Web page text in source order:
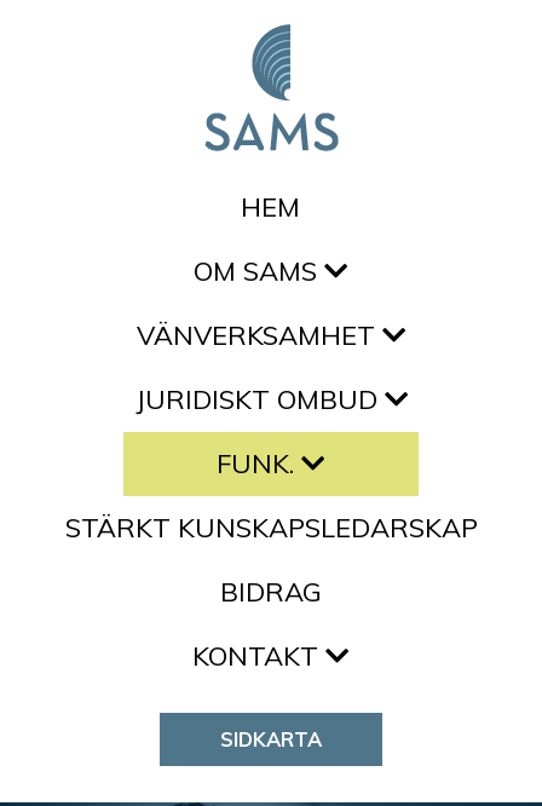
HEM
OM SAMS
VÄNVERKSAMHET
JURIDISKT OMBUD
FUNK.
STÄRKT KUNSKAPSLEDARSKAP
BIDRAG
KONTAKT
SIDKARTA